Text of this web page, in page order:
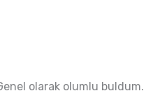
olarak olumlu buldum.